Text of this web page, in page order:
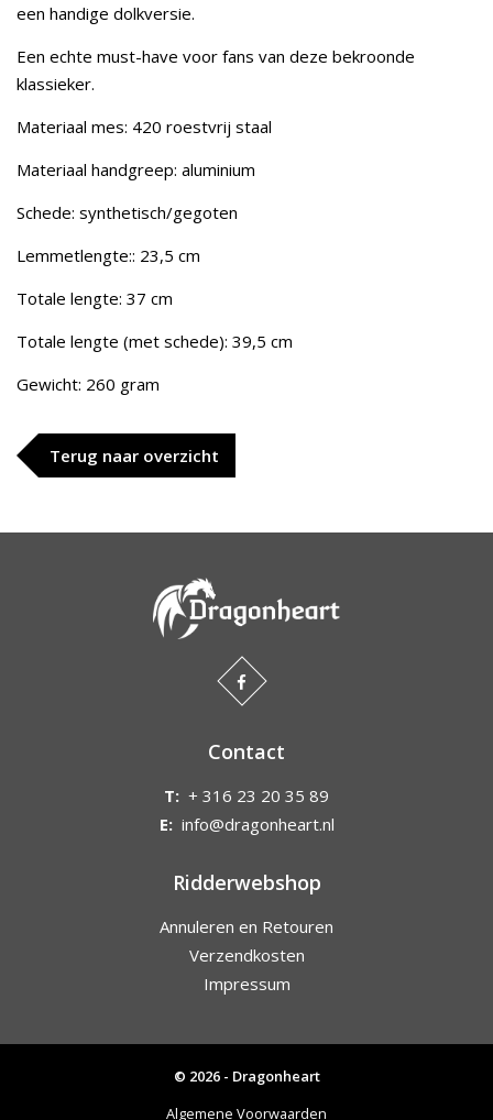
een handige dolkversie.
Een echte must-have voor fans van deze bekroonde
klassieker.
Materiaal mes: 420 roestvrij staal
Materiaal handgreep: aluminium
Schede: synthetisch/gegoten
Lemmetlengte:: 23,5 cm
Totale lengte: 37 cm
Totale lengte (met schede): 39,5 cm
Gewicht: 260 gram
Terug naar overzicht
Contact
T: + 316 23 20 35 89
E: info@dragonheart.nl
Ridderwebshop
Annuleren en Retouren
Verzendkosten
Impressum
© 2026 - Dragonheart
Algemene Voorwaarden